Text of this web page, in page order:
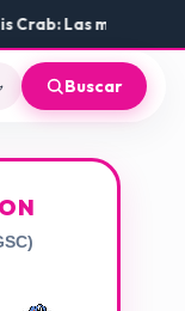
mejores armas y
Buscar